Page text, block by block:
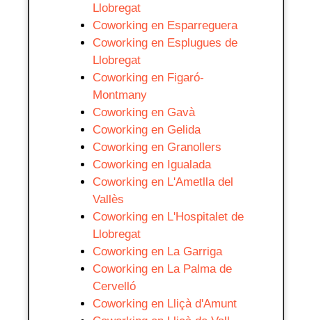
Llobregat
Coworking en Esparreguera
Coworking en Esplugues de
Llobregat
Coworking en Figaró-
Montmany
Coworking en Gavà
Coworking en Gelida
Coworking en Granollers
Coworking en Igualada
Coworking en L'Ametlla del
Vallès
Coworking en L'Hospitalet de
Llobregat
Coworking en La Garriga
Coworking en La Palma de
Cervelló
Coworking en Lliçà d'Amunt